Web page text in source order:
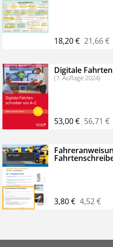
Bestellen Sie jetzt das
Kennenlern-Abo für zwei
Monaten brauchen Sie
Abonnement endet
weiteren Verpflichtungen.
18,20 € 21,66 €
Digitale
(7. Auflage 2024)
53,00 € 56,71 €
3,80 € 4,52 €